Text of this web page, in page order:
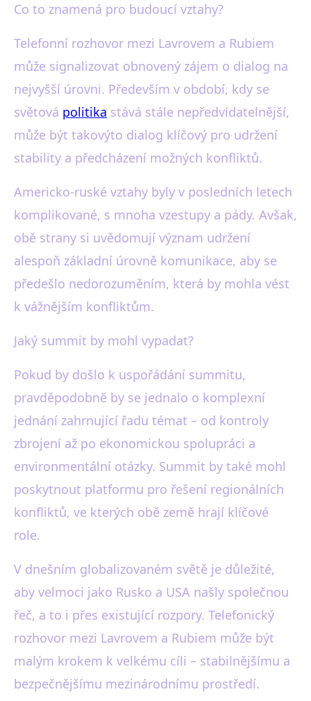
Co to znamená pro budoucí vztahy?
Telefonní rozhovor mezi Lavrovem a Rubiem
může signalizovat obnovený zájem o dialog na
nejvyšší úrovni. Především v období, kdy se
světová politika stává stále nepředvídatelnější,
může být takovýto dialog klíčový pro udržení
stability a předcházení možných konfliktů.
Americko-ruské vztahy byly v posledních letech
komplikované, s mnoha vzestupy a pády. Avšak,
obě strany si uvědomují význam udržení
alespoň základní úrovně komunikace, aby se
předešlo nedorozuměním, která by mohla vést
k vážnějším konfliktům.
Jaký summit by mohl vypadat?
Pokud by došlo k uspořádání summitu,
pravděpodobně by se jednalo o komplexní
jednání zahrnující řadu témat – od kontroly
zbrojení až po ekonomickou spolupráci a
environmentální otázky. Summit by také mohl
poskytnout platformu pro řešení regionálních
konfliktů, ve kterých obě země hrají klíčové
role.
V dnešním globalizovaném světě je důležité,
aby velmoci jako Rusko a USA našly společnou
řeč, a to i přes existující rozpory. Telefonický
rozhovor mezi Lavrovem a Rubiem může být
malým krokem k velkému cíli – stabilnějšímu a
bezpečnějšímu mezinárodnímu prostředí.